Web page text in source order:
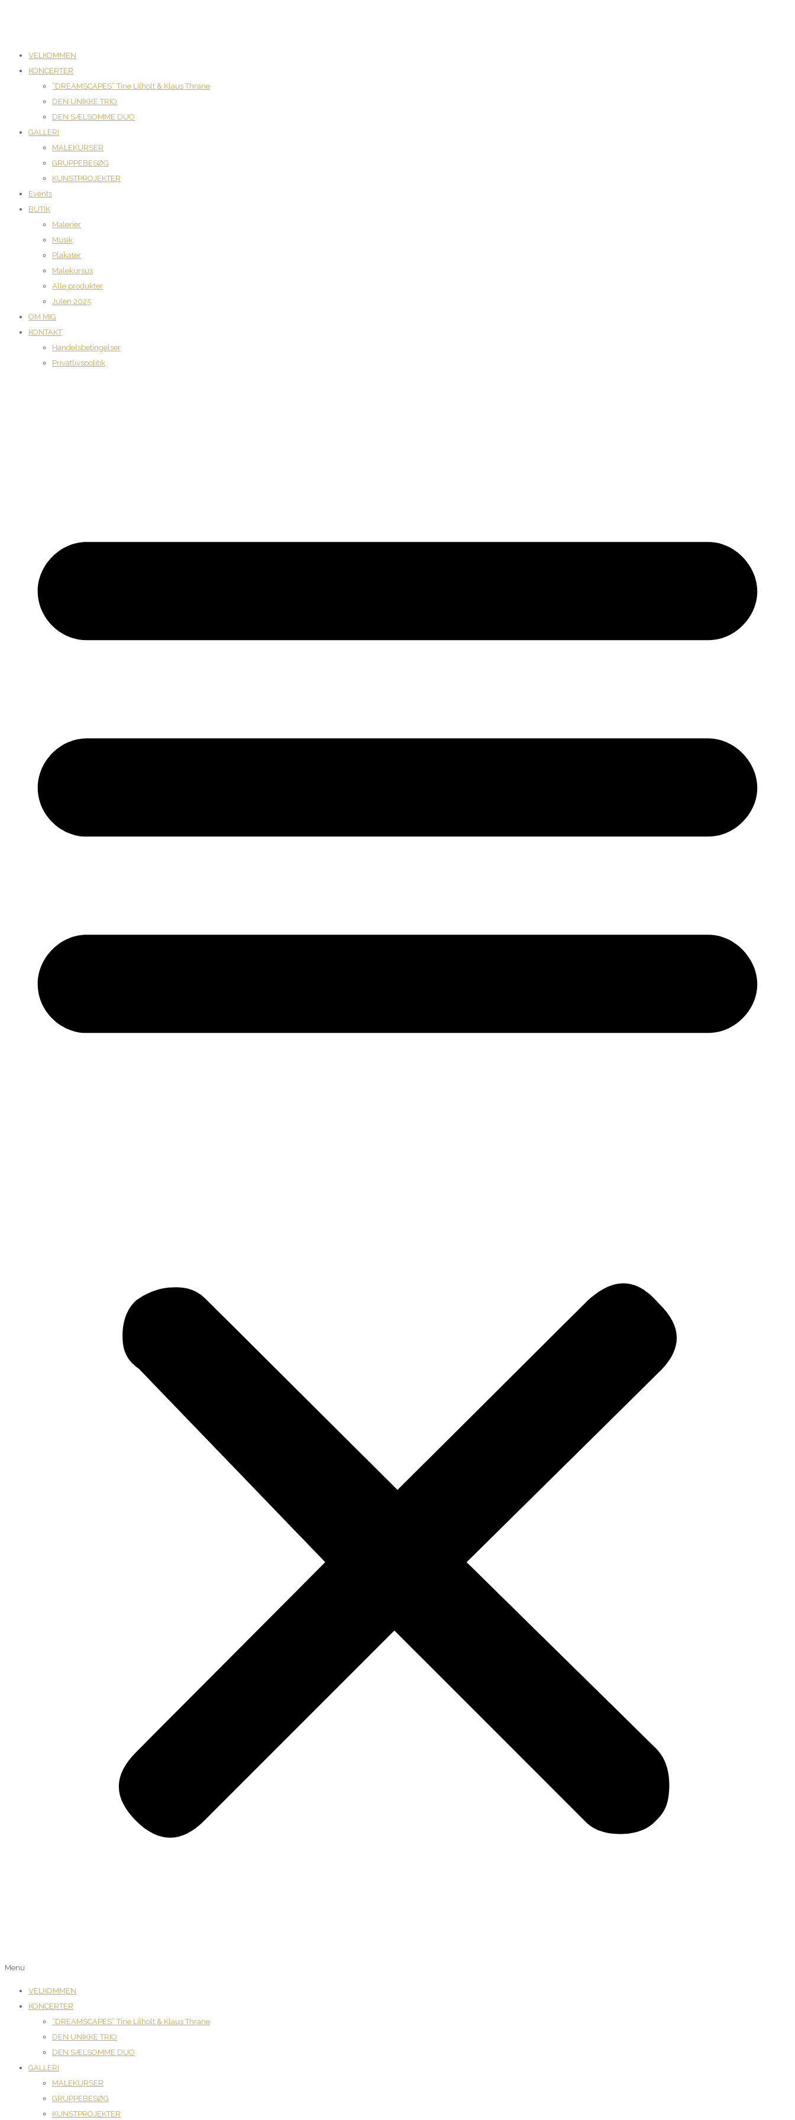
VELKOMMEN
KONCERTER
“DREAMSCAPES” Tine Lilholt & Klaus Thrane
DEN UNIKKE TRIO
DEN SÆLSOMME DUO
GALLERI
MALEKURSER
GRUPPEBESØG
KUNSTPROJEKTER
Events
BUTIK
Malerier
Musik
Plakater
Malekursus
Alle produkter
Julen 2025
OM MIG
KONTAKT
Handelsbetingelser
Privatlivspolitik
Menu
VELKOMMEN
KONCERTER
“DREAMSCAPES” Tine Lilholt & Klaus Thrane
DEN UNIKKE TRIO
DEN SÆLSOMME DUO
GALLERI
MALEKURSER
GRUPPEBESØG
KUNSTPROJEKTER